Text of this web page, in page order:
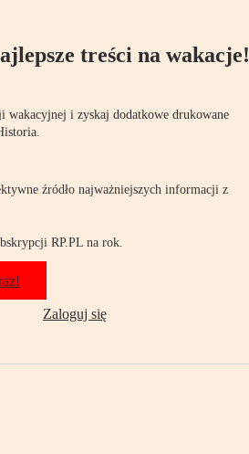
treści na wakacje!
wakacyjnej i zyskaj dodatkowe drukowane
źródło najważniejszych informacji z
RP.PL na rok.
Zaloguj się